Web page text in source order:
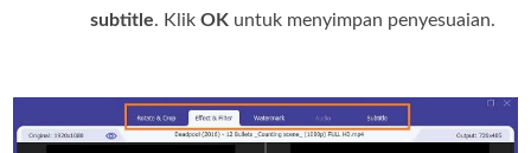
subtitle. KlikOK untuk menyimpan penyesuaian.